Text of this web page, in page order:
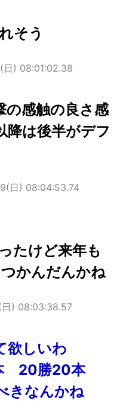
そう
) 08:01:02.38
の感触の良さ感
降は後半がデフ
日) 08:04:53.74
たけど来年も
かんだんかね
) 08:03:38.57
欲しいわ
20勝20本
きなんかね